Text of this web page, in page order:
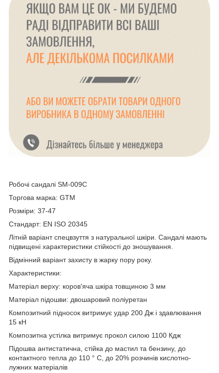
Робочі сандалі SM-009C
Торгова марка: GTM
Розміри: 37-47
Стандарт: EN ISO 20345
Літній варіант спецвзуття з натуральної шкіри. Сандалі мають
підвищені характеристики стійкості до зношування.
Відмінний варіант захисту в жарку пору року.
Характеристики:
Матеріал верху: коров'яча шкіра товщиною 3 мм
Матеріал підошви: двошаровий поліуретан
Композитний підносок витримує удар 200 Дж і здавлювання
15 кН
Композитна устілка витримує прокол силою 1100 Кдж
Підошва антистатична, стійка до мастил та бензину, до
контактного тепла до 110 ° С, до 20% розчинів кислотно-
лужних матеріалів